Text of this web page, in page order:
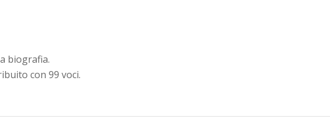
biografia.
con 99 voci.